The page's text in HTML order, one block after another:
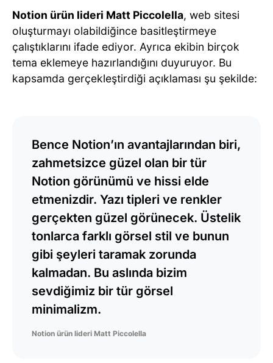
Notion ürün lideri Matt Piccolella, web sitesi
oluşturmayı olabildiğince basitleştirmeye
çalıştıklarını ifade ediyor. Ayrıca ekibin birçok
tema eklemeye hazırlandığını duyuruyor. Bu
kapsamda gerçekleştirdiği açıklaması şu şekilde:
Bence Notion’ın avantajlarından biri,
zahmetsizce güzel olan bir tür
Notion görünümü ve hissi elde
etmenizdir. Yazı tipleri ve renkler
gerçekten güzel görünecek. Üstelik
tonlarca farklı görsel stil ve bunun
gibi şeyleri taramak zorunda
kalmadan. Bu aslında bizim
sevdiğimiz bir tür görsel
minimalizm.
Notion ürün lideri Matt Piccolella